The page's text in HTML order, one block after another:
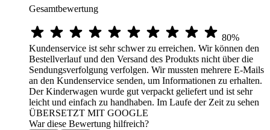
Gesamtbewertung
80%
Kundenservice ist sehr schwer zu erreichen. Wir können den
Bestellverlauf und den Versand des Produkts nicht über die
Sendungsverfolgung verfolgen. Wir mussten mehrere E-Mails
an den Kundenservice senden, um Informationen zu erhalten.
Der Kinderwagen wurde gut verpackt geliefert und ist sehr
leicht und einfach zu handhaben. Im Laufe der Zeit zu sehen
ÜBERSETZT MIT GOOGLE
War diese Bewertung hilfreich?